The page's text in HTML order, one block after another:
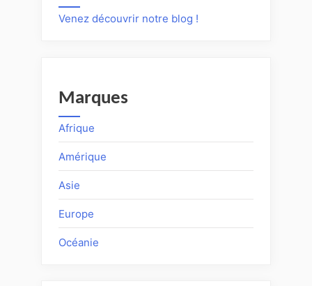
Venez découvrir notre blog !
Marques
Afrique
Amérique
Asie
Europe
Océanie